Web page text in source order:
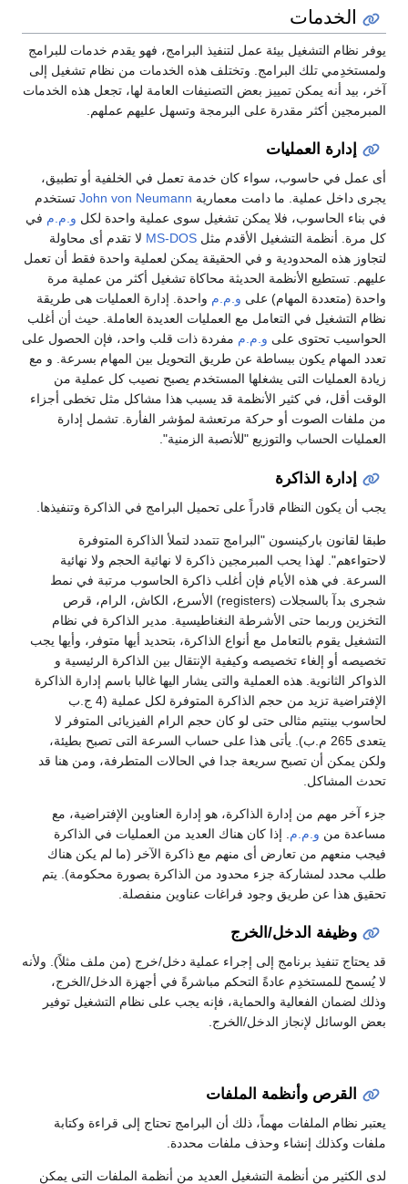
الخدمات
يوفر نظام التشغيل بيئة عمل لتنفيذ البرامج، فهو يقدم خدمات للبرامج
ولمستخدِمي تلك البرامج. وتختلف هذه الخدمات من نظام تشغيل إلى
آخر، بيد أنه يمكن تمييز بعض التصنيفات العامة لها، تجعل هذه الخدمات
المبرمجين أكثر مقدرة على البرمجة وتسهل عليهم عملهم.
إدارة العمليات
أى عمل في حاسوب، سواء كان خدمة تعمل في الخلفية أو تطبيق،
يجرى داخل عملية. ما دامت معمارية John von Neumann تستخدم
في بناء الحاسوب، فلا يمكن تشغيل سوى عملية واحدة لكل و.م.م في
كل مرة. أنظمة التشغيل الأقدم مثل MS-DOS لا تقدم أى محاولة
لتجاوز هذه المحدودية و في الحقيقة يمكن لعملية واحدة فقط أن تعمل
عليهم. تستطيع الأنظمة الحديثة محاكاة تشغيل أكثر من عملية مرة
واحدة (متعددة المهام) على و.م.م واحدة. إدارة العمليات هى طريقة
نظام التشغيل في التعامل مع العمليات العديدة العاملة. حيث أن أغلب
الحواسيب تحتوى على و.م.م مفردة ذات قلب واحد، فإن الحصول على
تعدد المهام يكون ببساطة عن طريق التحويل بين المهام بسرعة. و مع
زيادة العمليات التى يشغلها المستخدم يصبح نصيب كل عملية من
الوقت أقل، في كثير الأنظمة قد يسبب هذا مشاكل مثل تخطى أجزاء
من ملفات الصوت أو حركة مرتعشة لمؤشر الفأرة. تشمل إدارة
العمليات الحساب والتوزيع "للأنصبة الزمنية".
إدارة الذاكرة
يجب أن يكون النظام قادراً على تحميل البرامج في الذاكرة وتنفيذها.
طبقا لقانون باركينسون "البرامج تتمدد لتملأ الذاكرة المتوفرة
لاحتواءهم". لهذا يحب المبرمجين ذاكرة لا نهائية الحجم ولا نهائية
السرعة. في هذه الأيام فإن أغلب ذاكرة الحاسوب مرتبة في نمط
شجرى بدآ بالسجلات (registers) الأسرع، الكاش، الرام، قرص
التخزين وربما حتى الأشرطة النغناطيسية. مدير الذاكرة في نظام
التشغيل يقوم بالتعامل مع أنواع الذاكرة، بتحديد أيها متوفر، وأيها يجب
تخصيصه أو إلغاء تخصيصه وكيفية الإنتقال بين الذاكرة الرئيسية و
الذواكر الثانوية. هذه العملية والتى يشار اليها غالبا باسم إدارة الذاكرة
الإفتراضية تزيد من حجم الذاكرة المتوفرة لكل عملية (4 ج.ب
لحاسوب بينتيم مثالى حتى لو كان حجم الرام الفيزيائى المتوفر لا
يتعدى 265 م.ب). يأتى هذا على حساب السرعة التى تصبح بطيئة،
ولكن يمكن أن تصبح سريعة جدا في الحالات المتطرفة، ومن هنا قد
تحدث المشاكل.
جزء آخر مهم من إدارة الذاكرة، هو إدارة العناوين الإفتراضية، مع
مساعدة من و.م.م . إذا كان هناك العديد من العمليات في الذاكرة
فيجب منعهم من تعارض أى منهم مع ذاكرة الآخر (ما لم يكن هناك
طلب محدد لمشاركة جزء محدود من الذاكرة بصورة محكومة). يتم
تحقيق هذا عن طريق وجود فراغات عناوين منفصلة.
وظيفة الدخل/الخرج
قد يحتاج تنفيذ برنامج إلى إجراء عملية دخل/خرج (من ملف مثلاً). ولأنه
لا يُسمح للمستخدِم عادةً التحكم مباشرةً في أجهزة الدخل/الخرج،
وذلك لضمان الفعالية والحماية، فإنه يجب على نظام التشغيل توفير
بعض الوسائل لإنجاز الدخل/الخرج.
القرص وأنظمة الملفات
يعتبر نظام الملفات مهماً، ذلك أن البرامج تحتاج إلى قراءة وكتابة
ملفات وكذلك إنشاء وحذف ملفات محددة.
لدى الكثير من أنظمة التشغيل العديد من أنظمة الملفات التى يمكن